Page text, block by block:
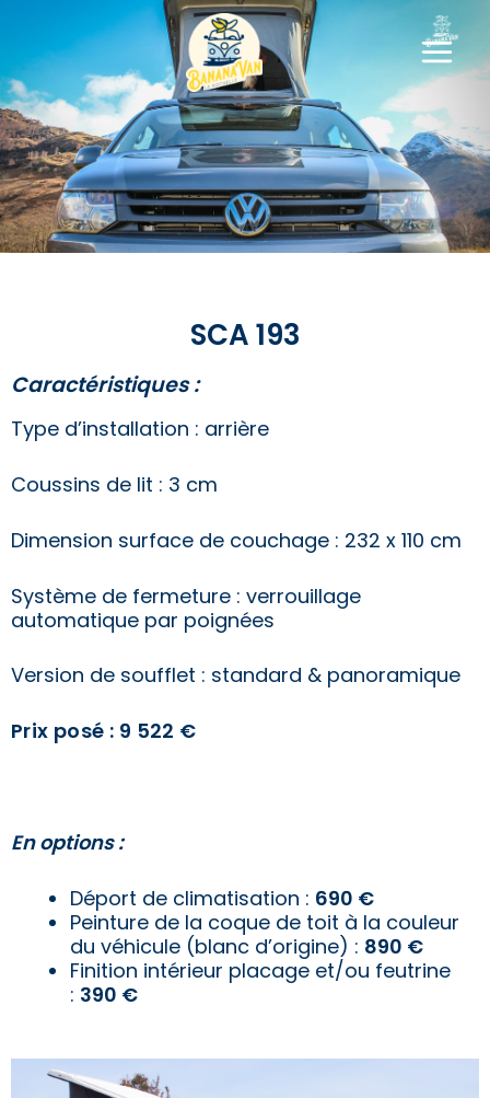
SCA 193
SCA 193
Caractéristiques :
Type d’installation : arrière
Coussins de lit : 3 cm
Dimension surface de couchage : 232 x 110 cm
Système de fermeture : verrouillage
automatique par poignées
Version de soufflet : standard & panoramique
Prix posé : 9 522 €
En options :
Déport de climatisation : 690 €
Peinture de la coque de toit à la couleur
du véhicule (blanc d’origine) : 890 €
Finition intérieur placage et/ou feutrine
: 390 €